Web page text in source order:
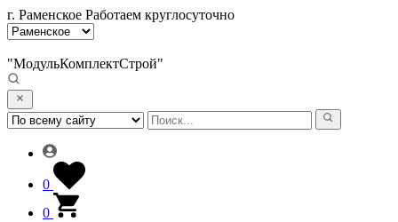
г. Раменское Работаем круглосуточно
"МодульКомплектСтрой"
0
0